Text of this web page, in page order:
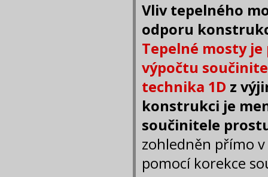
Vliv tepelného
odporu
Tepelné mosty
výpočtu
technika 1D z
konstrukci je
součinitele
zohledněn přímo
pomocí korekce